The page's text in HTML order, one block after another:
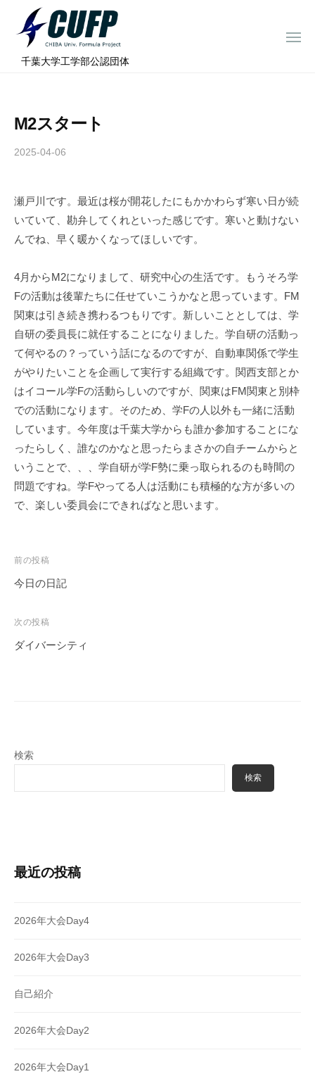
千
学
ォ
ミ
ュ
ラ
ロ
ジ
ェ
ク
ト
⠀千葉大学工学部公認団体
メ
M2スタート
2025-04-06
h
i
b
o
r
m
u
a
瀬戸川です。最近は桜が開花したにもかかわらず寒い日が続
いていて、勘弁してくれといった感じです。寒いと動けない
んでね、早く暖かくなってほしいです。
4月からM2になりまして、研究中心の生活です。もうそろ学
Fの活動は後輩たちに任せていこうかなと思っています。FM
関東は引き続き携わるつもりです。新しいこととしては、学
自研の委員長に就任することになりました。学自研の活動っ
て何やるの？っていう話になるのですが、自動車関係で学生
がやりたいことを企画して実行する組織です。関西支部とか
はイコール学Fの活動らしいのですが、関東はFM関東と別枠
での活動になります。そのため、学Fの人以外も一緒に活動
しています。今年度は千葉大学からも誰か参加することにな
ったらしく、誰なのかなと思ったらまさかの自チームからと
いうことで、、、学自研が学F勢に乗っ取られるのも時間の
問題ですね。学Fやってる人は活動にも積極的な方が多いの
で、楽しい委員会にできればなと思います。
投
稿
ビ
ゲ
前の投稿
今日の日記
次の投稿
ダイバーシティ
検索
検索
最近の投稿
2026年大会Day4
2026年大会Day3
自己紹介
2026年大会Day2
2026年大会Day1
ミ
ラ
ェ
ト